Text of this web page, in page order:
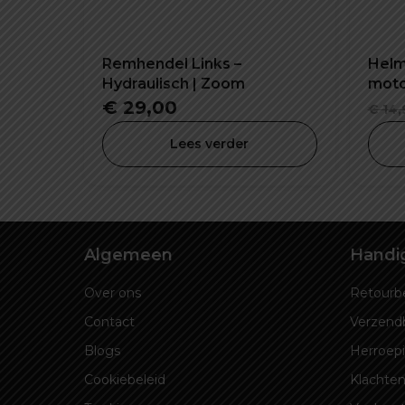
Remhendel Links –
Hydraulisch | Zoom
€ 29,00
Lees verder
€
Algemeen
Over ons
Contact
Blogs
Cookiebeleid